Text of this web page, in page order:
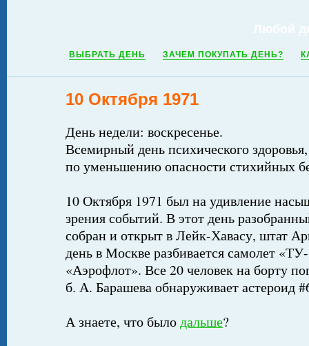
ВЫБРАТЬ ДЕНЬ ЗАЧЕМ ПОКУПАТЬ ДЕНЬ?
10 Октября 1971
День недели: воскресенье.
Всемирный день психического
по уменьшению опасности стихийных
10 Октября 1971 был на удивление
зрения событий. В этот день
собран и открыт в Лейк-Хавасу, штат
день в Москве разбивается самолет
«Аэрофлот». Все 20 человек на борту
б. А. Барашева обнаруживает астероид
А знаете, что былодальше?